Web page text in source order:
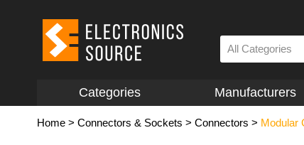
All Categories
Categories Manufacturers
Home > Connectors & Sockets > Connectors > Modular